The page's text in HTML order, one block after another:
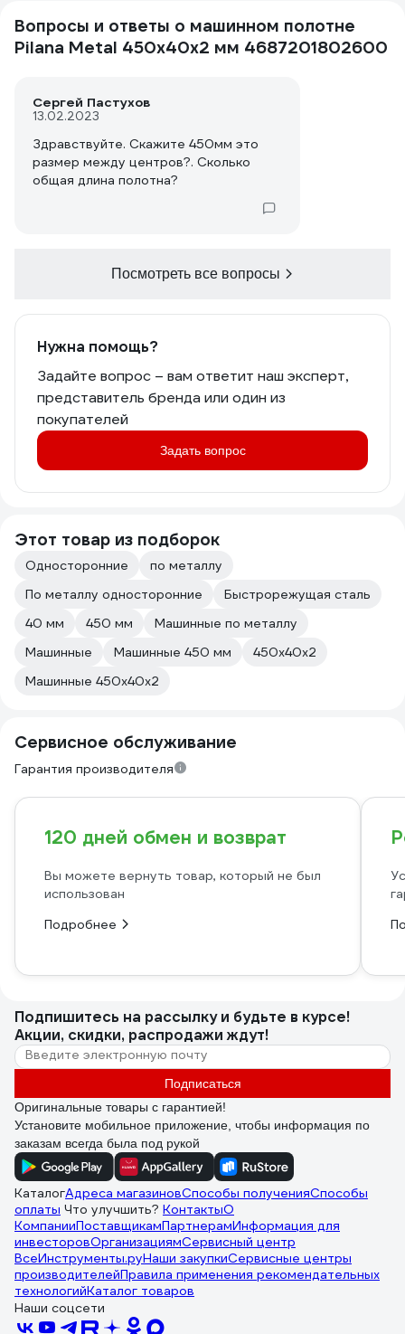
Вопросы и ответы о машинном полотне
Pilana Metal 450x40x2 мм 4687201802600
Сергей Пастухов
13.02.2023
Здравствуйте. Скажите 450мм это
размер между центров?. Сколько
общая длина полотна?
Посмотреть все вопросы
Нужна помощь?
Задайте вопрос – вам ответит наш эксперт,
представитель бренда или один из
покупателей
Задать вопрос
Этот товар из подборок
Односторонние
по металлу
По металлу односторонние
Быстрорежущая сталь
40 мм
450 мм
Машинные по металлу
Машинные
Машинные 450 мм
450х40х2
Машинные 450х40х2
Сервисное обслуживание
Гарантия производителя
120 дней обмен и возврат
Вы можете вернуть товар, который не был
использован
Подробнее
Подпишитесь на рассылкуи будьте в курсе!
Акции, скидки, распродажи ждут!
Подписаться
Оригинальные товары с гарантией!
Установите мобильное приложение, чтобы информация по
заказам всегда была под рукой
КаталогАдреса магазиновСпособы полученияСпособы
оплаты Что улучшить? КонтактыО
КомпанииПоставщикамПартнерамИнформация для
инвесторовОрганизациямСервисный центр
ВсеИнструменты.руНаши закупкиСервисные центры
производителейПравила применения рекомендательных
технологийКаталог товаров
Наши соцсети